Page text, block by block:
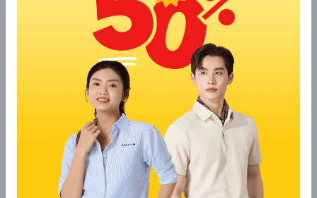
2.6 Dùng đá bọt
Đá bọt vốn quen thuộc trong việc tẩy da chết cũng có
thể “cứu” áo len dày bị xù lông một cách nhanh gọn. Bạn
chỉ cần cầm đá bọt và chà nhẹ, dứt khoát lên vùng vải bị
xù, những cục lông thừa sẽ nhanh chóng biến mất, trả
lại bề mặt mịn màng cho chiếc áo.
2.7 Sử dụng bàn ủi
Bàn ủi không chỉ giúp quần áo phẳng phiu mà còn hỗ trợ